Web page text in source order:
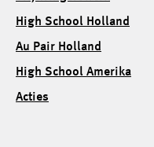
High School Holland
Au Pair Holland
High School Amerika
Acties